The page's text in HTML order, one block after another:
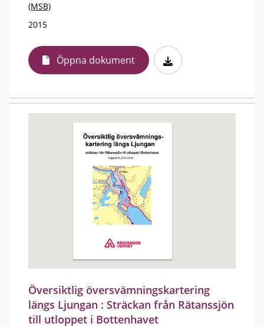
(MSB)
2015
Öppna dokument
Översiktlig översvämningskartering
längs Ljungan : Sträckan från Rätanssjön
till utloppet i Bottenhavet